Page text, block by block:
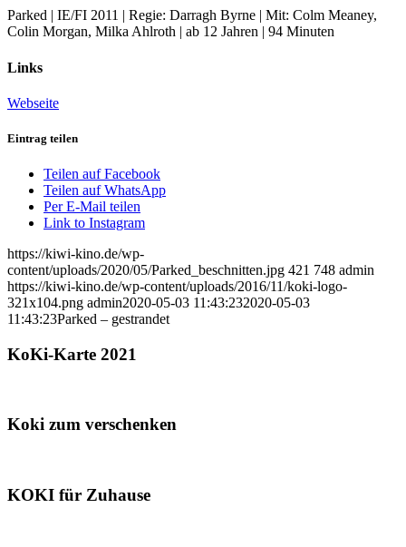
Parked | IE/FI 2011 | Regie: Darragh Byrne | Mit: Colm Meaney,
Colin Morgan, Milka Ahlroth | ab 12 Jahren | 94 Minuten
Links
Webseite
Eintrag teilen
Teilen auf Facebook
Teilen auf WhatsApp
Per E-Mail teilen
Link to Instagram
https://kiwi-kino.de/wp-
content/uploads/2020/05/Parked_beschnitten.jpg 421 748 admin
https://kiwi-kino.de/wp-content/uploads/2016/11/koki-logo-
321x104.png admin2020-05-03 11:43:232020-05-03
11:43:23Parked – gestrandet
KoKi-Karte 2021
Koki zum verschenken
KOKI für Zuhause